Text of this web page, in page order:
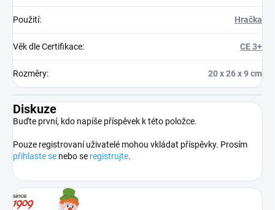
Použití: Hračka
Věk dle Certifikace: CE 3+
Rozměry: 20 x 26 x 9 cm
Diskuze
Buďte první, kdo napíše příspěvek k této položce.
Pouze registrovaní uživatelé mohou vkládat příspěvky. Prosím
přihlaste se nebo se registrujte.